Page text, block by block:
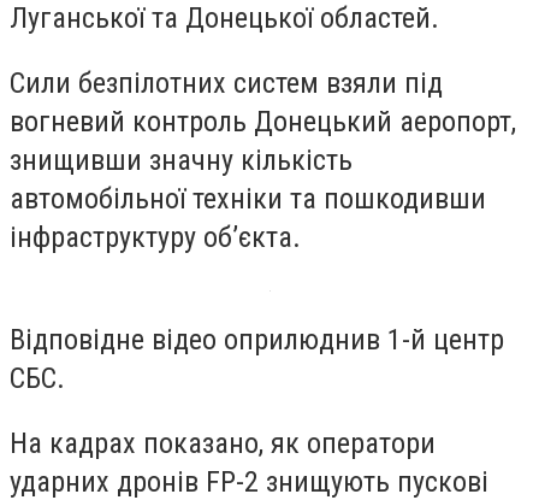
Луганської та Донецької областей.
Сили безпілотних систем взяли під
вогневий контроль Донецький аеропорт,
знищивши значну кількість
автомобільної техніки та пошкодивши
інфраструктуру об’єкта.
Відповідне відео оприлюднив 1-й центр
СБС.
На кадрах показано, як оператори
ударних дронів FP-2 знищують пускові